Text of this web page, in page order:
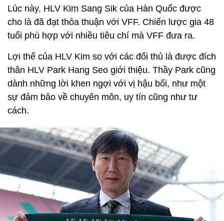
Lúc này, HLV Kim Sang Sik của Hàn Quốc được
cho là đã đạt thỏa thuận với VFF. Chiến lược gia 48
tuổi phù hợp với nhiều tiêu chí mà VFF đưa ra.
Lợi thế của HLV Kim so với các đối thủ là được đích
thân HLV Park Hang Seo giới thiệu. Thầy Park cũng
dành những lời khen ngợi với vị hậu bối, như một
sự đảm bảo về chuyên môn, uy tín cũng như tư
cách.